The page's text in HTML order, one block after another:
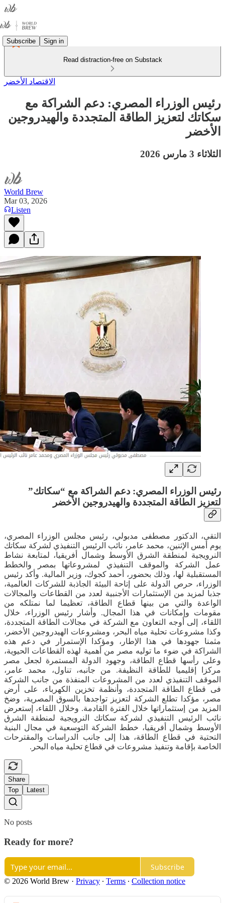
Subscribe Sign in
Read distraction-free on Substack
الاقتصاد الأخضر
رئيس الوزراء المصري: دعم الشراكة مع
سكاتك لتعزيز الطاقة المتجددة والهيدروجين
الأخضر
الثلاثاء 3 مارس 2026
World Brew
Mar 03, 2026
Listen
رئيس الوزراء المصري: دعم الشراكة مع “سكاتك”
لتعزيز الطاقة المتجددة والهيدروجين الأخضر
التقى، الدكتور مصطفى مدبولي، رئيس مجلس الوزراء المصري،
يوم أمس الإثنين، محمد عامر، نائب الرئيس التنفيذي لشركة سكاتك
النرويجية لمنطقة الشرق الأوسط وشمال أفريقيا، لمتابعة نشاط
عمل الشركة والموقف التنفيذي لمشروعاتها بمصر والخطط
المستقبلية لها، وذلك بحضور، أحمد كجوك، وزير المالية. وأكد رئيس
الوزراء، حرص الدولة على إتاحة البيئة الجاذبة للشركات العالمية،
جذبا لمزيد من الإستثمارات الأجنبية لعدد من القطاعات والمجالات
الواعدة والتي من بينها قطاع الطاقة، تعظيما لما نمتلكه من
مقومات وإمكانات في هذا المجال. وأشار رئيس الوزراء، خلال
اللقاء، إلى أوجه التعاون مع الشركة في مجالات الطاقة المتجددة،
وكذا مشروعات تحلية مياه البحر، ومشروعات الهيدروجين الأخضر،
مثمنا جهودها في هذا الإطار، ومؤكدا الإستمرار في دعم هذه
الشراكة في ضوء ما توليه مصر من أهمية لهذه القطاعات الحيوية،
وعلى رأسها قطاع الطاقة، وجهود الدولة المستمرة لجعل مصر
مركزا إقليميا للطاقة النظيفة. من جانبه، تناول، محمد عامر،
الموقف التنفيذي لعدد من المشروعات المنفذة من جانب الشركة
فى قطاع الطاقة المتجددة، وأنظمة تخزين الكهرباء، على أرض
مصر، مؤكدا تطلع الشركة لتعزيز تواجدها بالسوق المصرية، وضخ
المزيد من إستثماراتها خلال الفترة القادمة. وخلال اللقاء، إستعرض
نائب الرئيس التنفيذي لشركة سكاتك النرويجية لمنطقة الشرق
الأوسط وشمال أفريقيا، خطط الشركة التوسعية في مجال البنية
التحتية في قطاع الطاقة، هذا إلى جانب الدراسات والمقترحات
الخاصة بإقامة وتنفيذ مشروعات في قطاع تحلية مياه البحر.
Share
Top
Latest
No posts
Ready for more?
Subscribe
© 2026 World Brew · Privacy ∙ Terms ∙ Collection notice